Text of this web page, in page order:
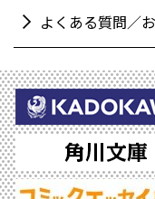
よくある質問／